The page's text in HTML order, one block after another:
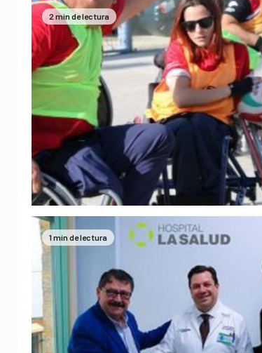
2 min de lectura
1 min de lectura